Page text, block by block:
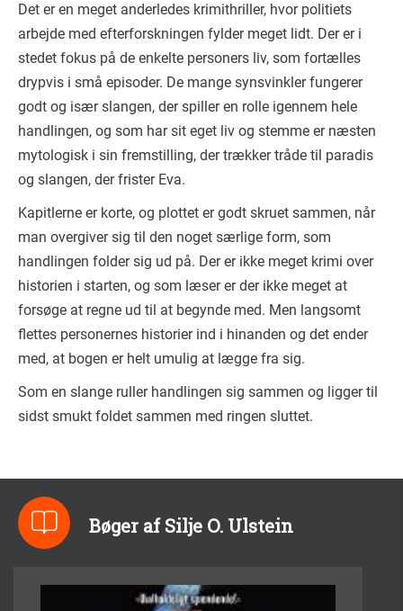
Det er en meget anderledes krimithriller, hvor politiets
arbejde med efterforskningen fylder meget lidt. Der er i
stedet fokus på de enkelte personers liv, som fortælles
drypvis i små episoder. De mange synsvinkler fungerer
godt og især slangen, der spiller en rolle igennem hele
handlingen, og som har sit eget liv og stemme er næsten
mytologisk i sin fremstilling, der trækker tråde til paradis
og slangen, der frister Eva.
Kapitlerne er korte, og plottet er godt skruet sammen, når
man overgiver sig til den noget særlige form, som
handlingen folder sig ud på. Der er ikke meget krimi over
historien i starten, og som læser er der ikke meget at
forsøge at regne ud til at begynde med. Men langsomt
flettes personernes historier ind i hinanden og det ender
med, at bogen er helt umulig at lægge fra sig.
Som en slange ruller handlingen sig sammen og ligger til
sidst smukt foldet sammen med ringen sluttet.
Bøger af Silje O. Ulstein